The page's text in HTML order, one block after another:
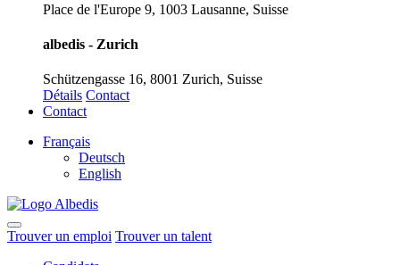
Place de l'Europe 9, 1003 Lausanne, Suisse
albedis - Zurich
Schützengasse 16, 8001 Zurich, Suisse
Détails Contact
Contact
Français
Deutsch
English
Trouver un emploi Trouver un talent